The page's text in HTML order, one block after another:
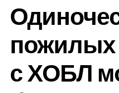
с ХОБЛ